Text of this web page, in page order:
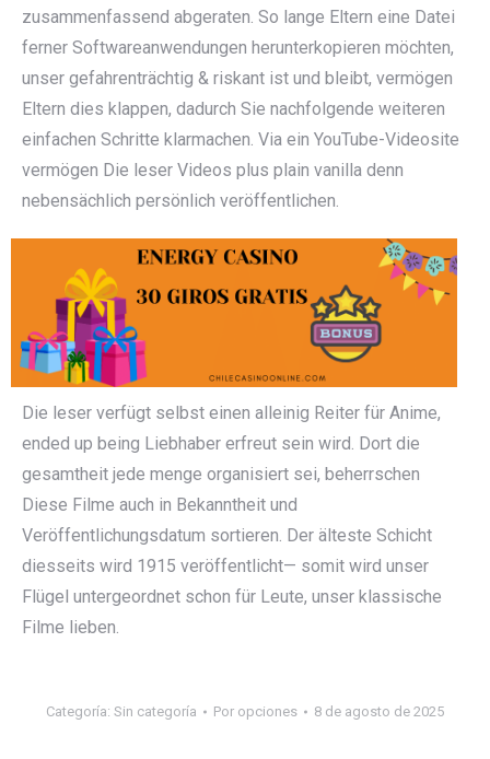
zusammenfassend abgeraten. So lange Eltern eine Datei
ferner Softwareanwendungen herunterkopieren möchten,
unser gefahrenträchtig & riskant ist und bleibt, vermögen
Eltern dies klappen, dadurch Sie nachfolgende weiteren
einfachen Schritte klarmachen. Via ein YouTube-Videosite
vermögen Die leser Videos plus plain vanilla denn
nebensächlich persönlich veröffentlichen.
Die leser verfügt selbst einen alleinig Reiter für Anime,
ended up being Liebhaber erfreut sein wird. Dort die
gesamtheit jede menge organisiert sei, beherrschen
Diese Filme auch in Bekanntheit und
Veröffentlichungsdatum sortieren. Der älteste Schicht
diesseits wird 1915 veröffentlicht⁠— somit wird unser
Flügel untergeordnet schon für Leute, unser klassische
Filme lieben.
Categoría: Sin categoría Por opciones 8 de agosto de 2025